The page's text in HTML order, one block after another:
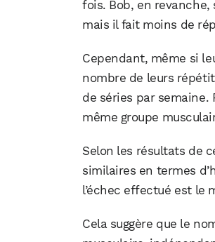
fois. Bob, en revanche,
mais il fait moins de
Cependant, même si
nombre de leurs
de séries par semaine.
même groupe
Selon les résultats de
similaires en termes
l’échec effectué est le
Cela suggère que le